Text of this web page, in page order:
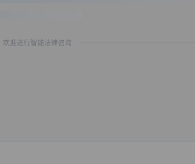
欢迎进行智能法律咨询